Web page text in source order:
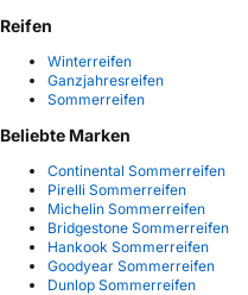
Reifen
Winterreifen
Ganzjahresreifen
Sommerreifen
Beliebte Marken
Continental Sommerreifen
Pirelli Sommerreifen
Michelin Sommerreifen
Bridgestone Sommerreifen
Hankook Sommerreifen
Goodyear Sommerreifen
Dunlop Sommerreifen